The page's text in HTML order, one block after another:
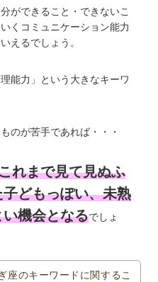
ができること・できないこ
くコミュニケーション能力
えるでしょう。
能力」という大きなキーワ
のが苦手であれば・・・
れまで見て見ぬふ
どもっぽい、未熟
機会となるでしょ
座のキーワードに関するこ